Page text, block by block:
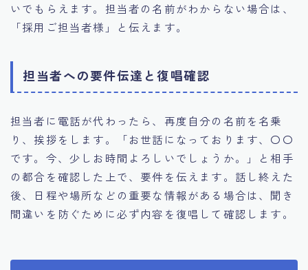
いでもらえます。担当者の名前がわからない場合は、
「採用ご担当者様」と伝えます。
担当者への要件伝達と復唱確認
担当者に電話が代わったら、再度自分の名前を名乗
り、挨拶をします。「お世話になっております、〇〇
です。今、少しお時間よろしいでしょうか。」と相手
の都合を確認した上で、要件を伝えます。話し終えた
後、日程や場所などの重要な情報がある場合は、聞き
間違いを防ぐために必ず内容を復唱して確認します。